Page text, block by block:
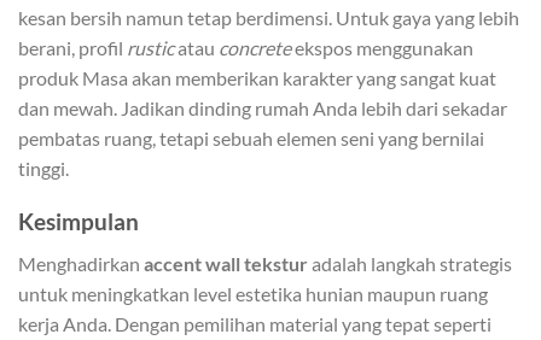
kesan bersih namun tetap berdimensi. Untuk gaya yang lebih
berani, profil rusticatau concreteekspos menggunakan
produk Masa akan memberikan karakter yang sangat kuat
dan mewah. Jadikan dinding rumah Anda lebih dari sekadar
pembatas ruang, tetapi sebuah elemen seni yang bernilai
tinggi.
Kesimpulan
Menghadirkan accent wall tekstur adalah langkah strategis
untuk meningkatkan level estetika hunian maupun ruang
kerja Anda. Dengan pemilihan material yang tepat seperti